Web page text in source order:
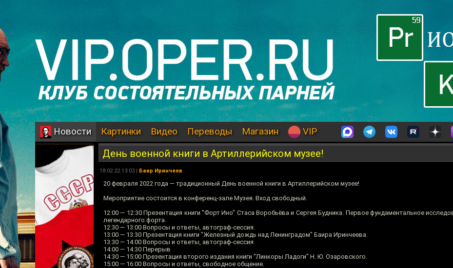
Новости Картинки Видео Переводы Магазин VIP
День военной книги в Артиллерийском музее!
18.02.22 13:03 | Баир Иринчеев
20 февраля 2022 года — традиционный День военной книги в Артиллерийском музее!
Мероприятие состоится в конференц-зале Музея. Вход свободный.
12:00 — 12:30 Презентация книги "Форт Ино" Стаса Воробьёва и Сергея Будника. Первое фундаментальное
легендарного форта.
12:30 — 13:00 Вопросы и ответы, автограф-сессия.
13:00 — 13:30 Презентация книги "Железный дождь над Ленинградом" Баира Иринчеева.
13:30 — 14:00 Вопросы и ответы, автограф-сессия
14:00 — 14:30 Перерыв
14:30 — 15:00 Презентация второго издания книги "Линкоры Ладоги" Н. Ю. Озаровского.
15:00 — 16:00 Вопросы и ответы, свободное общение.